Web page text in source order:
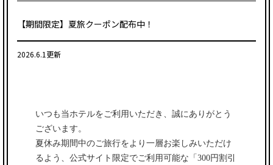
【期間限定】夏旅クーポン配布中！
2026.6.1更新
いつも当ホテルをご利用いただき、誠にありがとう
ございます。
夏休み期間中のご旅行をより一層お楽しみいただけ
るよう、公式サイト限定でご利用可能な 「300円割引